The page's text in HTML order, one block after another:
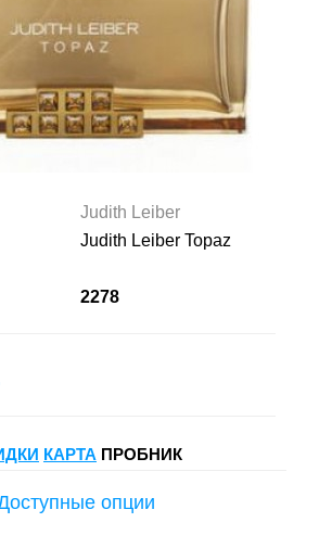
Judith Leiber
Judith Leiber Topaz
2278
КАРТА ПРОБНИК
опции